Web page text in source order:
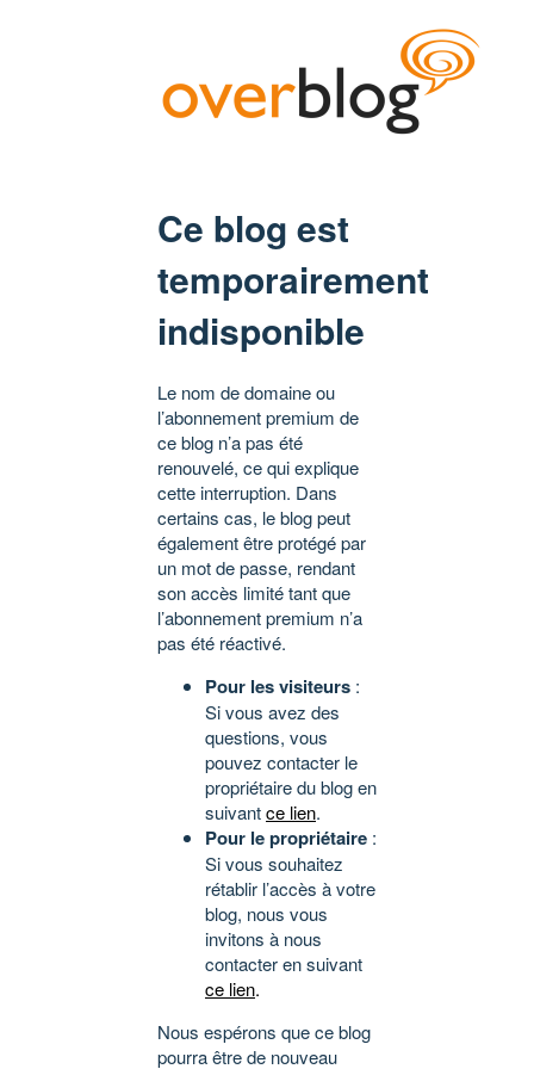
Ce blog est
temporairement
indisponible
Le nom de domaine ou
l’abonnement premium de
ce blog n’a pas été
renouvelé, ce qui explique
cette interruption. Dans
certains cas, le blog peut
également être protégé par
un mot de passe, rendant
son accès limité tant que
l’abonnement premium n’a
pas été réactivé.
Pour les visiteurs :
Si vous avez des
questions, vous
pouvez contacter le
propriétaire du blog en
suivantce lien.
Pour le propriétaire :
Si vous souhaitez
rétablir l’accès à votre
blog, nous vous
invitons à nous
contacter en suivant
ce lien.
Nous espérons que ce blog
pourra être de nouveau